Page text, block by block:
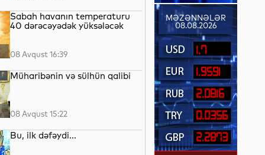
Sabah havanın temperaturu
40 dərəcəyədək yüksələcək
08 Avqust 16:39
Müharibənin və sülhün qalibi
08 Avqust 15:22
Bu, ilk dəfəydi...
MƏZƏNNƏLƏR
08.08.2026
1.7
1.9591
2.0816
0.0356
2.2873